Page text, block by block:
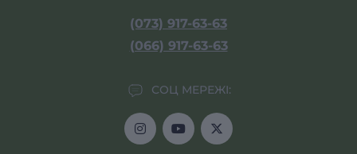
(073) 917-63-63
(066) 917-63-63
СОЦ МЕРЕЖІ: